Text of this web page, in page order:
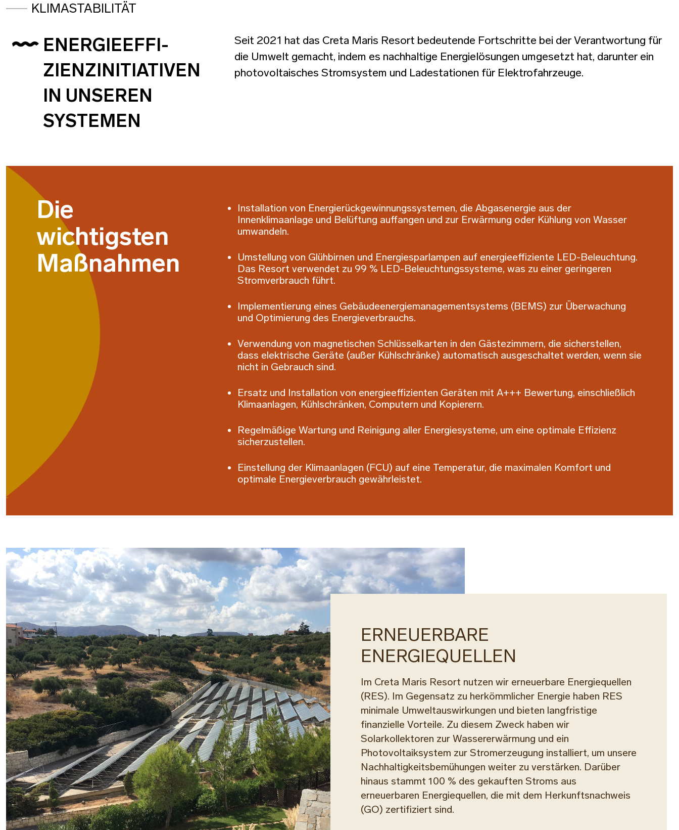
KLIMASTABILITÄT
ENERGIEEFFI-
ZIENZINITIATIVEN
IN UNSEREN
SYSTEMEN
Seit 2021 hat das Creta Maris Resort bedeutende Fortschritte bei der Verantwortung für
die Umwelt gemacht, indem es nachhaltige Energielösungen umgesetzt hat, darunter ein
photovoltaisches Stromsystem und Ladestationen für Elektrofahrzeuge.
Die
wichtigsten
Maßnahmen
Installation von Energierückgewinnungssystemen, die Abgasenergie aus der
Innenklimaanlage und Belüftung auffangen und zur Erwärmung oder Kühlung von Wasser
umwandeln.
Umstellung von Glühbirnen und Energiesparlampen auf energieeffiziente LED-Beleuchtung.
Das Resort verwendet zu 99 % LED-Beleuchtungssysteme, was zu einer geringeren
Stromverbrauch führt.
Implementierung eines Gebäudeenergiemanagementsystems (BEMS) zur Überwachung
und Optimierung des Energieverbrauchs.
Verwendung von magnetischen Schlüsselkarten in den Gästezimmern, die sicherstellen,
dass elektrische Geräte (außer Kühlschränke) automatisch ausgeschaltet werden, wenn sie
nicht in Gebrauch sind.
Ersatz und Installation von energieeffizienten Geräten mit A+++ Bewertung, einschließlich
Klimaanlagen, Kühlschränken, Computern und Kopierern.
Regelmäßige Wartung und Reinigung aller Energiesysteme, um eine optimale Effizienz
sicherzustellen.
Einstellung der Klimaanlagen (FCU) auf eine Temperatur, die maximalen Komfort und
optimale Energieverbrauch gewährleistet.
ERNEUERBARE
ENERGIEQUELLEN
Im Creta Maris Resort nutzen wir erneuerbare Energiequellen
(RES). Im Gegensatz zu herkömmlicher Energie haben RES
minimale Umweltauswirkungen und bieten langfristige
finanzielle Vorteile. Zu diesem Zweck haben wir
Solarkollektoren zur Wassererwärmung und ein
Photovoltaiksystem zur Stromerzeugung installiert, um unsere
Nachhaltigkeitsbemühungen weiter zu verstärken. Darüber
hinaus stammt 100 % des gekauften Stroms aus
erneuerbaren Energiequellen, die mit dem Herkunftsnachweis
(GO) zertifiziert sind.